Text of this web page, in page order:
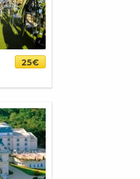
25€